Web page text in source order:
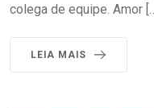
colega de equipe. Amor
LEIA MAIS